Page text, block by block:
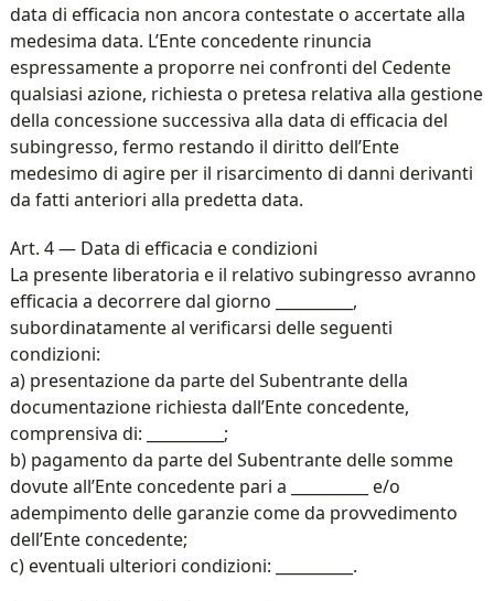
data di efficacia non ancora contestate o accertate alla
medesima data. L’Ente concedente rinuncia
espressamente a proporre nei confronti del Cedente
qualsiasi azione, richiesta o pretesa relativa alla gestione
della concessione successiva alla data di efficacia del
subingresso, fermo restando il diritto dell’Ente
medesimo di agire per il risarcimento di danni derivanti
da fatti anteriori alla predetta data.
Art. 4 — Data di efficacia e condizioni
La presente liberatoria e il relativo subingresso avranno
efficacia a decorrere dal giorno __________,
subordinatamente al verificarsi delle seguenti
condizioni:
a) presentazione da parte del Subentrante della
documentazione richiesta dall’Ente concedente,
comprensiva di: __________;
b) pagamento da parte del Subentrante delle somme
dovute all’Ente concedente pari a __________ e/o
adempimento delle garanzie come da provvedimento
dell’Ente concedente;
c) eventuali ulteriori condizioni: __________.